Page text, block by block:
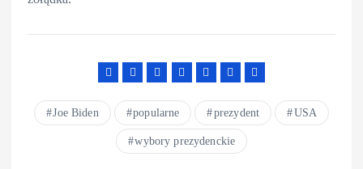
Joe Biden popularne prezydent USA
wybory prezydenckie